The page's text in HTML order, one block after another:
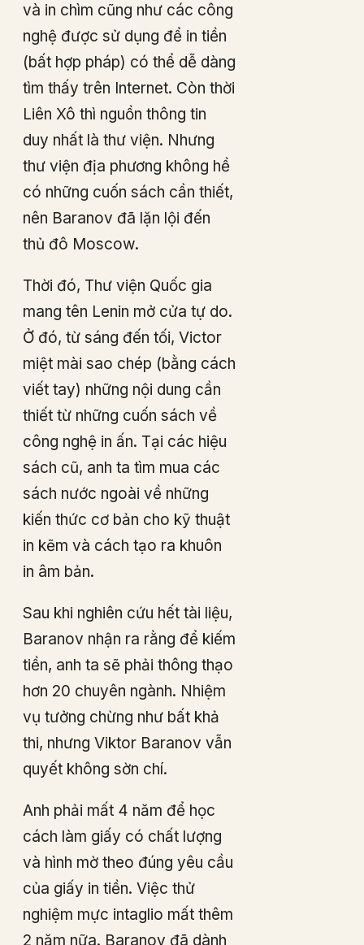
và in chìm cũng như các công
nghệ được sử dụng để in tiền
(bất hợp pháp) có thể dễ dàng
tìm thấy trên Internet. Còn thời
Liên Xô thì nguồn thông tin
duy nhất là thư viện. Nhưng
thư viện địa phương không hề
có những cuốn sách cần thiết,
nên Baranov đã lặn lội đến
thủ đô Moscow.
Thời đó, Thư viện Quốc gia
mang tên Lenin mở cửa tự do.
Ở đó, từ sáng đến tối, Victor
miệt mài sao chép (bằng cách
viết tay) những nội dung cần
thiết từ những cuốn sách về
công nghệ in ấn. Tại các hiệu
sách cũ, anh ta tìm mua các
sách nước ngoài về những
kiến ​​​​thức cơ bản cho kỹ thuật
in kẽm và cách tạo ra khuôn
in âm bản.
Sau khi nghiên cứu hết tài liệu,
Baranov nhận ra rằng để kiếm
tiền, anh ta sẽ phải thông thạo
hơn 20 chuyên ngành. Nhiệm
vụ tưởng chừng như bất khả
thi, nhưng Viktor Baranov vẫn
quyết không sờn chí.
Anh phải mất 4 năm để học
cách làm giấy có chất lượng
và hình mờ theo đúng yêu cầu
của giấy in tiền. Việc thử
nghiệm mực intaglio mất thêm
2 năm nữa. Baranov đã dành